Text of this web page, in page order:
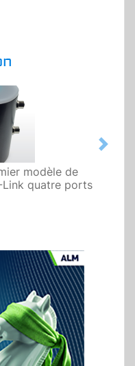
modèle de
quatre ports
Next